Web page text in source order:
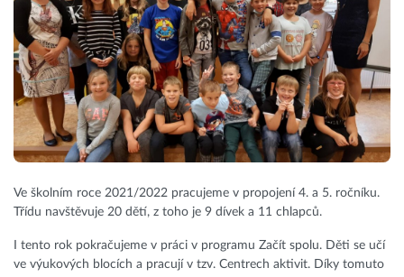
Ve školním roce 2021/2022 pracujeme v propojení 4. a 5. ročníku.
Třídu navštěvuje 20 dětí, z toho je 9 dívek a 11 chlapců.
I tento rok pokračujeme v práci v programu Začít spolu. Děti se učí
ve výukových blocích a pracují v tzv. Centrech aktivit. Díky tomuto